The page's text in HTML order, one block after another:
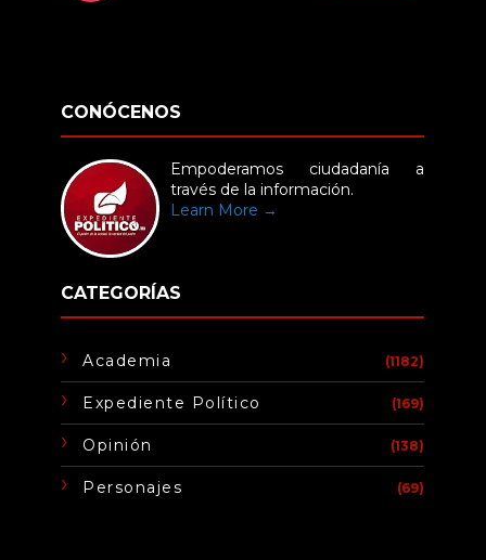
CONÓCENOS
Empoderamos ciudadanía a
través de la información.
Learn More →
CATEGORÍAS
Academia (1182)
Expediente Político (169)
Opinión (138)
Personajes (69)